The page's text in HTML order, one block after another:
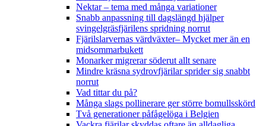
Nektar – tema med många variationer
Snabb anpassning till dagslängd hjälper
svingelgräsfjärilens spridning norrut
Fjärilslarvernas värdväxter– Mycket mer än en
midsommarbukett
Monarker migrerar söderut allt senare
Mindre kräsna sydrovfjärilar sprider sig snabbt
norrut
Vad tittar du på?
Många slags pollinerare ger större bomullsskörd
Två generationer påfågelöga i Belgien